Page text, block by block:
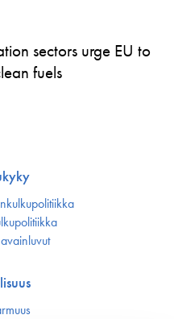
sectors urge EU to
fuels